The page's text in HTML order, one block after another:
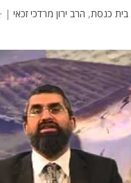
בית כנסת, הרב ירון מרדכי זכאי |